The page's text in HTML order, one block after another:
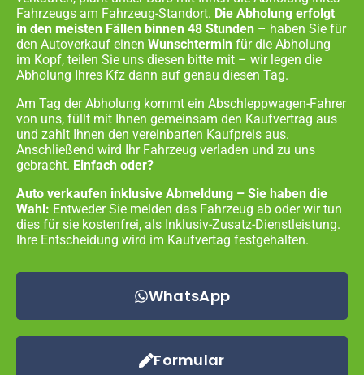
Fahrzeugs am Fahrzeug-Standort. Die Abholung erfolgt
in den meisten Fällen binnen 48 Stunden – haben Sie für
den Autoverkauf einen Wunschtermin für die Abholung
im Kopf, teilen Sie uns diesen bitte mit – wir legen die
Abholung Ihres Kfz dann auf genau diesen Tag.
Am Tag der Abholung kommt ein Abschleppwagen-Fahrer
von uns, füllt mit Ihnen gemeinsam den Kaufvertrag aus
und zahlt Ihnen den vereinbarten Kaufpreis aus.
Anschließend wird Ihr Fahrzeug verladen und zu uns
gebracht. Einfach oder?
Auto verkaufen inklusive Abmeldung – Sie haben die
Wahl: Entweder Sie melden das Fahrzeug ab oder wir tun
dies für sie kostenfrei, als Inklusiv-Zusatz-Dienstleistung.
Ihre Entscheidung wird im Kaufvertag festgehalten.
WhatsApp
Formular